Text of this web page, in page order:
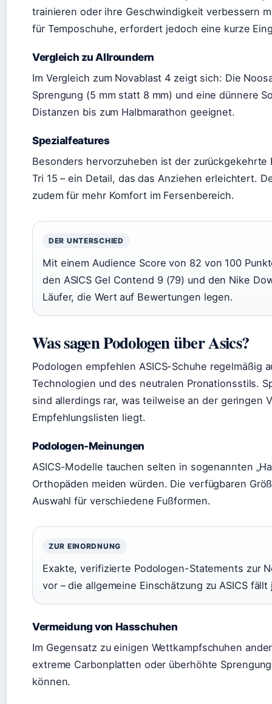
trainieren oder ihre Geschwindigkeit verbessern
für Temposchuhe, erfordert jedoch eine kurze
Vergleich zu Allroundern
Im Vergleich zum Novablast 4 zeigt sich: Die
Sprengung (5 mm statt 8 mm) und eine dünnere
Distanzen bis zum Halbmarathon geeignet.
Spezialfeatures
Besonders hervorzuheben ist der zurückgekehrte
Tri 15 – ein Detail, das das Anziehen erleichtert.
zudem für mehr Komfort im Fersenbereich.
DER UNTERSCHIED
Mit einem Audience Score von 82 von 100
den ASICS Gel Contend 9 (79) und den Nike
Läufer, die Wert auf Bewertungen legen.
Was sagen Podologen über Asics?
Podologen empfehlen ASICS-Schuhe regelmäßig
Technologien und des neutralen Pronationsstils.
sind allerdings rar, was teilweise an der geringen
Empfehlungslisten liegt.
Podologen-Meinungen
ASICS-Modelle tauchen selten in sogenannten
Orthopäden meiden würden. Die verfügbaren
Auswahl für verschiedene Fußformen.
ZUR EINORDNUNG
Exakte, verifizierte Podologen-Statements zur
vor – die allgemeine Einschätzung zu ASICS
Vermeidung von Hasschuhen
Im Gegensatz zu einigen Wettkampfschuhen
extreme Carbonplatten oder überhöhte
können.